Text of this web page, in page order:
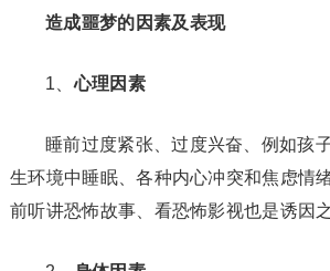
造成噩梦的因素及表现
1、心理因素
睡前过度紧张、过度兴奋、例如孩
生环境中睡眠、各种内心冲突和焦虑情
前听讲恐怖故事、看恐怖影视也是诱因之